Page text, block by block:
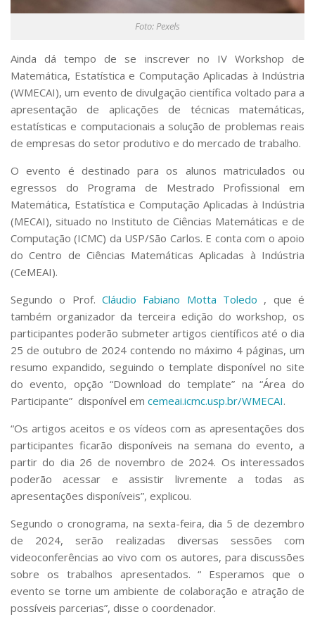
Segurança, Trânsito e Prevenção
RH, Administrativo e Financeiro
Outros serviços
Comunicação
Assessorias e Mídias
Aplicativos e Sites
Agenda de Eventos
Defesa de Teses
Foto: Pexels
Ainda dá tempo de se inscrever no IV Workshop de
Matemática, Estatística e Computação Aplicadas à Indústria
(WMECAI), um evento de divulgação científica voltado para a
apresentação de aplicações de técnicas matemáticas,
estatísticas e computacionais a solução de problemas reais
de empresas do setor produtivo e do mercado de trabalho.
O evento é destinado para os alunos matriculados ou
egressos do Programa de Mestrado Profissional em
Matemática, Estatística e Computação Aplicadas à Indústria
(MECAI), situado no Instituto de Ciências Matemáticas e de
Computação (ICMC) da USP/São Carlos. E conta com o apoio
do Centro de Ciências Matemáticas Aplicadas à Indústria
(CeMEAI).
Segundo o Prof. Cláudio Fabiano Motta Toledo , que é
também organizador da terceira edição do workshop, os
participantes poderão submeter artigos científicos até o dia
25 de outubro de 2024 contendo no máximo 4 páginas, um
resumo expandido, seguindo o template disponível no site
do evento, opção “Download do template” na “Área do
Participante” disponível em cemeai.icmc.usp.br/WMECAI.
“Os artigos aceitos e os vídeos com as apresentações dos
participantes ficarão disponíveis na semana do evento, a
partir do dia 26 de novembro de 2024. Os interessados
poderão acessar e assistir livremente a todas as
apresentações disponíveis”, explicou.
Segundo o cronograma, na sexta-feira, dia 5 de dezembro
de 2024, serão realizadas diversas sessões com
videoconferências ao vivo com os autores, para discussões
sobre os trabalhos apresentados. “ Esperamos que o
evento se torne um ambiente de colaboração e atração de
possíveis parcerias”, disse o coordenador.